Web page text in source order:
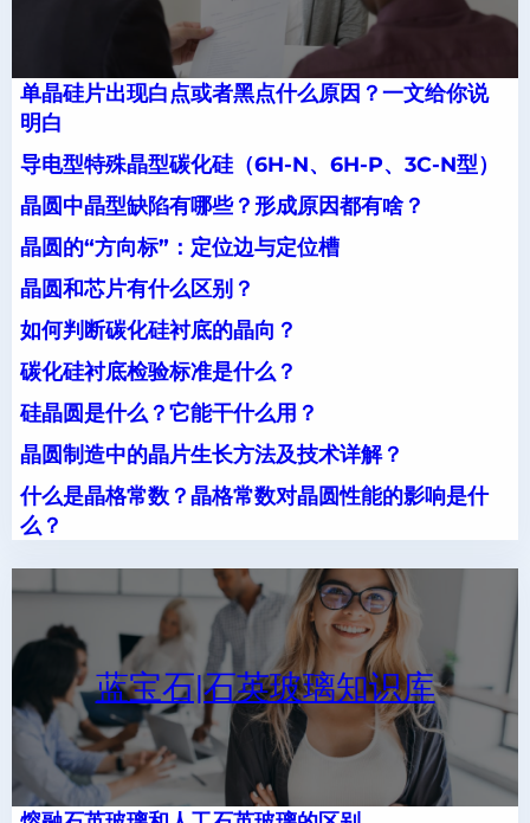
单晶硅片出现白点或者黑点什么原因？一文给你说
明白
导电型特殊晶型碳化硅（6H-N、6H-P、3C-N型）
晶圆中晶型缺陷有哪些？形成原因都有啥？
晶圆的“方向标”：定位边与定位槽
晶圆和芯片有什么区别？
如何判断碳化硅衬底的晶向？
碳化硅衬底检验标准是什么？
硅晶圆是什么？它能干什么用？
晶圆制造中的晶片生长方法及技术详解？
什么是晶格常数？晶格常数对晶圆性能的影响是什
么？
蓝宝石|石英玻璃知识库